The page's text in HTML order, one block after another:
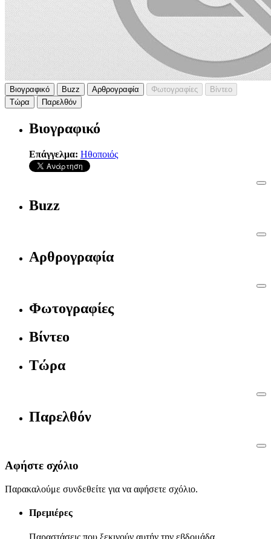
Βιογραφικό Buzz Αρθρογραφία Φωτογραφίες
Βίντεο
Τώρα
Παρελθόν
Βιογραφικό
Επάγγελμα: Ηθοποιός
Buzz
Αρθρογραφία
Φωτογραφίες
Βίντεο
Τώρα
Παρελθόν
Αφήστε σχόλιο
Παρακαλούμε συνδεθείτε για να αφήσετε σχόλιο.
Πρεμιέρες
Παραστάσεις που ξεκινούν αυτήν την εβδομάδα.